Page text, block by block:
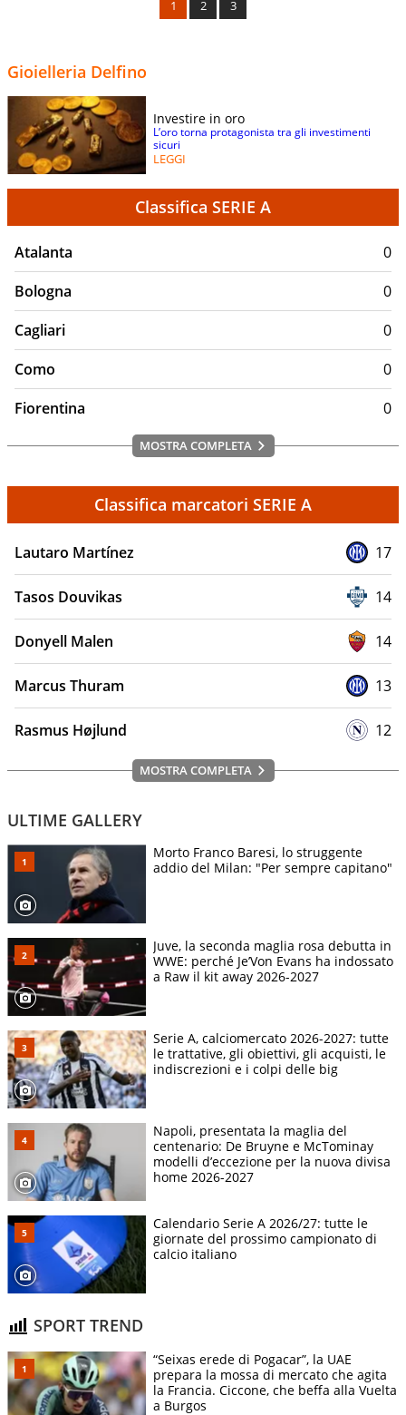
1 2 3
Gioielleria Delfino
Investire in oro
L’oro torna protagonista tra gli investimenti
sicuri
LEGGI
Classifica SERIE A
Atalanta
0
Bologna
0
Cagliari
0
Como
0
Fiorentina
0
MOSTRA COMPLETA
Classifica marcatori SERIE A
Lautaro Martínez 17
Tasos Douvikas 14
Donyell Malen 14
Marcus Thuram 13
Rasmus Højlund 12
MOSTRA COMPLETA
ULTIME GALLERY
Morto Franco Baresi, lo struggente
addio del Milan: "Per sempre capitano"
Juve, la seconda maglia rosa debutta in
WWE: perché Je’Von Evans ha indossato
a Raw il kit away 2026-2027
Serie A, calciomercato 2026-2027: tutte
le trattative, gli obiettivi, gli acquisti, le
indiscrezioni e i colpi delle big
Napoli, presentata la maglia del
centenario: De Bruyne e McTominay
modelli d’eccezione per la nuova divisa
home 2026-2027
Calendario Serie A 2026/27: tutte le
giornate del prossimo campionato di
calcio italiano
SPORT TREND
“Seixas erede di Pogacar”, la UAE
prepara la mossa di mercato che agita
la Francia. Ciccone, che beffa alla Vuelta
a Burgos